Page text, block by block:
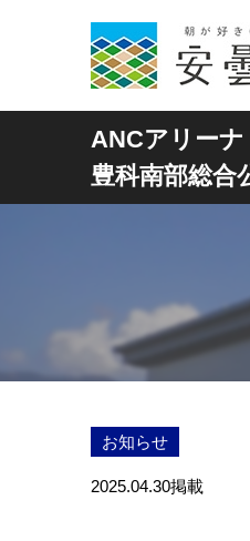
ANCアリーナ
豊科南部総合
お知らせ
2025.04.30掲載